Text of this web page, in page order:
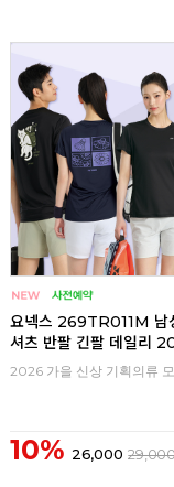
요넥스 269TR011M 남
셔츠 반팔 긴팔 데일리
2026 가을 신상 기획의류
10% 26,000